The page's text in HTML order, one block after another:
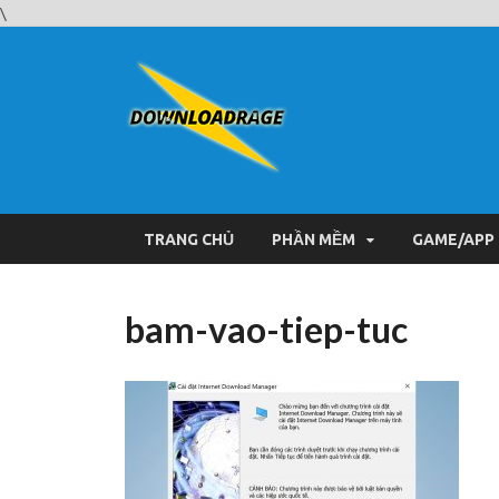
\
TRANG CHỦ PHẦN MỀM GAME/APP
bam-vao-tiep-tuc